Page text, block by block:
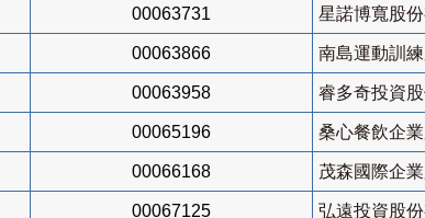
00063731 星諾博寬股
00063866 南島運動訓
00063958 睿多奇投資
00065196 桑心餐飲企
00066168 茂森國際企
00067125 弘遠投資股